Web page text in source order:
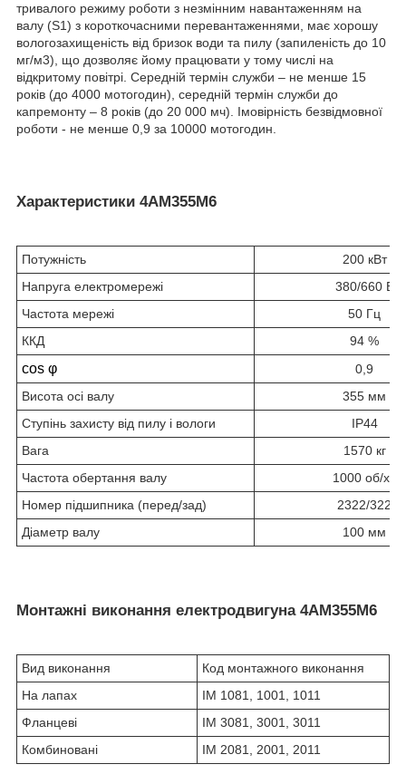
тривалого режиму роботи з незмінним навантаженням на
валу (S1) з короткочасними перевантаженнями, має хорошу
вологозахищеність від бризок води та пилу (запиленість до 10
мг/м3), що дозволяє йому працювати у тому числі на
відкритому повітрі. Середній термін служби – не менше 15
років (до 4000 мотогодин), середній термін служби до
капремонту – 8 років (до 20 000 мч). Імовірність безвідмовної
роботи - не менше 0,9 за 10000 мотогодин.
Характеристики 4АМ355М6
Потужність
200 кВт
Напруга електромережі
380/660 В
Частота мережі
50 Гц
ККД
94 %
cos φ
0,9
Висота осі валу
355 мм
Ступінь захисту від пилу і вологи
IP44
Вага
1570 кг
Частота обертання валу
1000 об/хв
Номер підшипника (перед/зад)
2322/322
Діаметр валу
100 мм
Монтажні виконання електродвигуна 4АМ355М6
Вид виконання
Код монтажного виконання
На лапах
IM 1081, 1001, 1011
Фланцеві
IM 3081, 3001, 3011
Комбиновані
IM 2081, 2001, 2011